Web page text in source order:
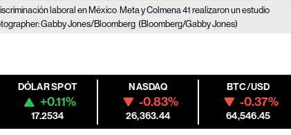
laboral en México Meta y Colmena 41 realizaron un estudio
Gabby Jones/Bloomberg (Bloomberg/Gabby Jones)
DÓLAR SPOT
+0.11%
17.2534
NASDAQ
-0.83%
26,363.44
BTC/USD
-0.37%
64,546.45